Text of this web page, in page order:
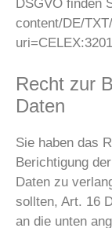
DSGVO finden
content/DE/
Recht zur
Daten
Sie haben das
Berichtigung
Daten zu
sollten, Art. 16
an die unten